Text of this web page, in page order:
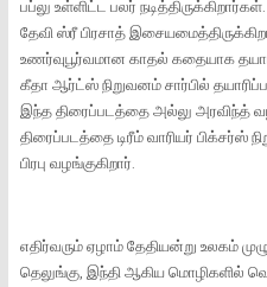
பப்லு உள்ளிட்ட பலர்
தேவி ஸ்ரீ பிரசாத்
உணர்வுபூர்வமான காதல் கதையாக
கீதா ஆர்ட்ஸ் நிறுவனம் சார்பில்
இந்த திரைப்படத்தை அல்லு அரவிந்த்
திரைப்படத்தை டிரீம் வாரியர் பிக்சர்ஸ்
பிரபு வழங்குகிறார்.
எதிர்வரும் ஏழாம் தேதியன்று உலகம்
தெலுங்கு, இந்தி ஆகிய மொழிகளில்